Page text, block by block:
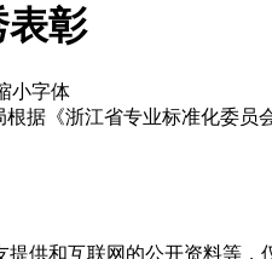
表彰
根据《浙江省专业标准化委
供和互联网的公开资料等